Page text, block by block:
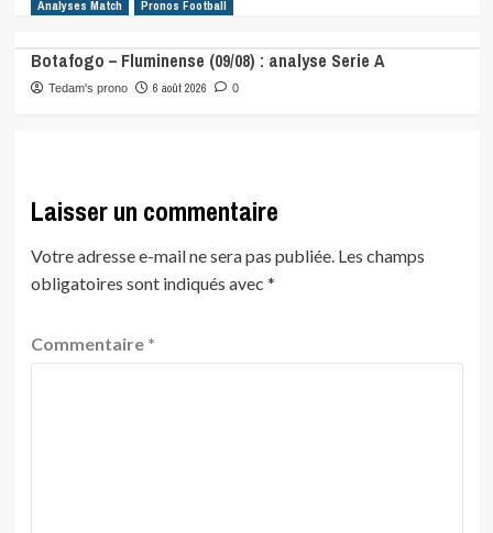
Analyses Match Pronos Football
Botafogo – Fluminense (09/08) : analyse Serie A
Tedam's prono 6 août 2026 0
Laisser un commentaire
Votre adresse e-mail ne sera pas publiée. Les champs
obligatoires sont indiqués avec *
Commentaire *